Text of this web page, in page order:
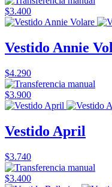
$3.400
Vestido Annie
$4.290
$3.900
Vestido April
$3.740
$3.400